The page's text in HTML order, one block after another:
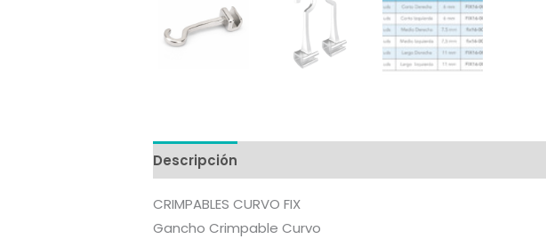
Descripción
CRIMPABLES CURVO FIX
Gancho Crimpable Curvo